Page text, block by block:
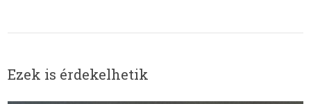
Ezek is érdekelhetik